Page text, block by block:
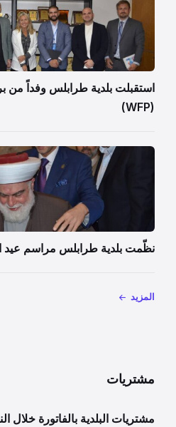
استقبلت بلدية طرابلس وفداً من
(WFP)
نظّمت بلدية طرابلس مراسم عيد
المزيد
مشتريات
مشتريات البلدية بالفاتورة خلال